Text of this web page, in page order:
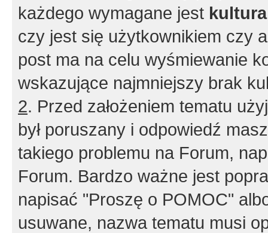
każdego wymagane jest
czy jest się użytkownikiem czy
post ma na celu wyśmiewanie
wskazujące najmniejszy brak
2. Przed założeniem tematu
był poruszany i odpowiedź
takiego problemu na Forum,
Forum. Bardzo ważne jest
napisać "Proszę o POMOC"
usuwane, nazwa tematu musi